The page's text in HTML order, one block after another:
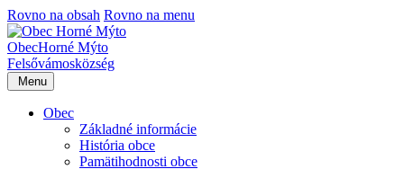
Rovno na obsah Rovno na menu
ObecHorné Mýto
Felsővámosközség
Menu
Obec
Základné informácie
História obce
Pamätihodnosti obce